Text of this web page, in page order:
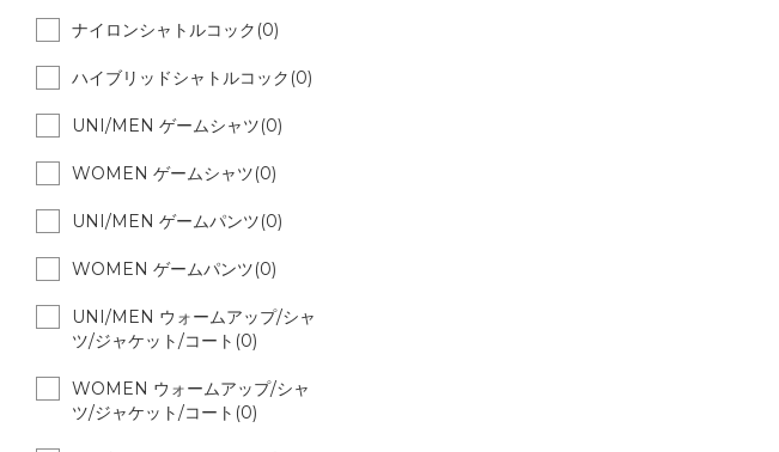
ナイロンシャトルコック(0)
ハイブリッドシャトルコック(0)
UNI/MEN ゲームシャツ(0)
WOMEN ゲームシャツ(0)
UNI/MEN ゲームパンツ(0)
WOMEN ゲームパンツ(0)
UNI/MEN ウォームアップ/シャ
ツ/ジャケット/コート(0)
WOMEN ウォームアップ/シャ
ツ/ジャケット/コート(0)